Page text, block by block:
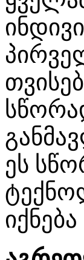
ეს